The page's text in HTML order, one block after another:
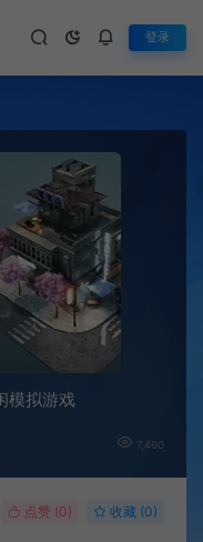
登录
模拟游戏
7,460
点赞 (0) 收藏 (0)